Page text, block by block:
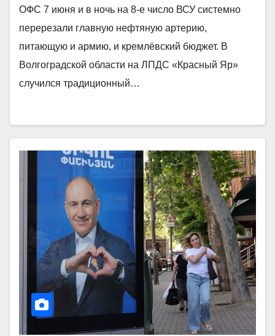
ОФС 7 июня и в ночь на 8-е число ВСУ системно
перерезали главную нефтяную артерию,
питающую и армию, и кремлёвский бюджет. В
Волгоградской области на ЛПДС «Красный Яр»
случился традиционный…